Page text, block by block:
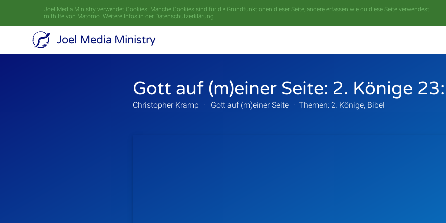
Joel Media Ministry verwendet Cookies. Manche Cookies sind für die Grundfunktionen dieser Seite, andere erfassen wie du diese Seite verwendest
mithilfe von Matomo. Weitere Infos in der Datenschutzerklärung.
Joel Media Ministry
Gott auf (m)einer Seite: 2. Könige
Christopher Kramp · Gott auf (m)einer Seite · Themen: 2. Könige, Bibel